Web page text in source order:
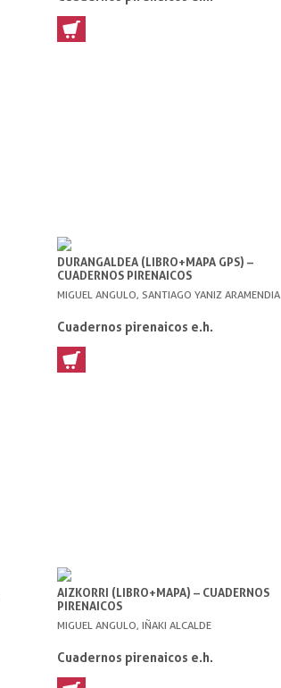
DURANGALDEA (LIBRO+MAPA GPS) –
CUADERNOS PIRENAICOS
MIGUEL ANGULO, SANTIAGO YANIZ ARAMENDIA
Cuadernos pirenaicos e.h.
AIZKORRI (LIBRO+MAPA) – CUADERNOS
PIRENAICOS
MIGUEL ANGULO, IÑAKI ALCALDE
Cuadernos pirenaicos e.h.